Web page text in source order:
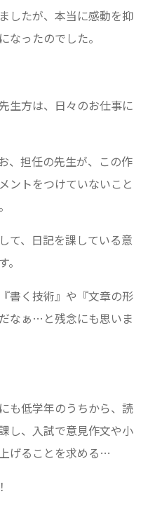
したが、本当に感動を抑
なったのでした。
生方は、日々のお仕事に
、担任の先生が、この作
ントをつけていないこと
て、日記を課している意
書く技術』や『文章の形
なぁ…と残念にも思いま
も低学年のうちから、読
し、入試で意見作文や小
げることを求める…